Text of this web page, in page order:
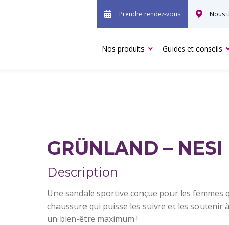
Prendre rendez-vous Nous
Nos produits Guides et conseils
GRÜNLAND – NESI
Description
Une sandale sportive conçue pour les femmes
chaussure qui puisse les suivre et les
un bien-être maximum !